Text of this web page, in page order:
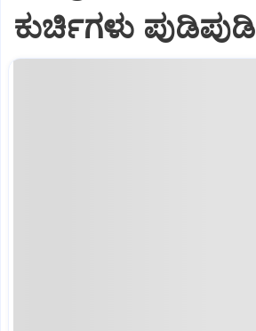
ಕುರ್ಚಿಗಳು ಪುಡಿಪುಡಿ